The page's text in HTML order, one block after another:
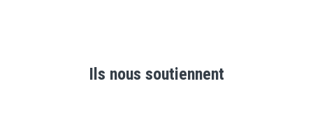
Ils nous soutiennent